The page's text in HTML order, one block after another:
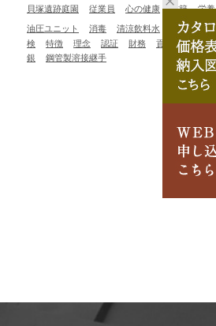
貝塚遺跡庭園
従業員 心の健康 書籍 栄
油圧ユニット 消毒 清涼飲料水 潜在
検
特徴 理念 認証 財務 貢献意欲 資
銀
鋼管製溶接継手